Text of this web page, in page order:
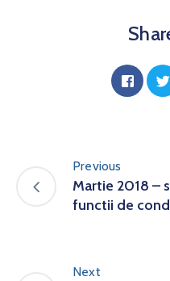
Previous
Martie 2018 –
functii de
Next